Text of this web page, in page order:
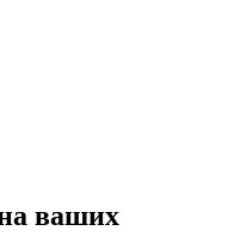
ваших